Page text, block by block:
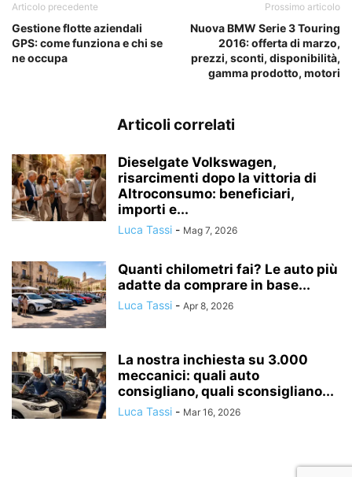
Articolo precedente
Gestione flotte aziendali
GPS: come funziona e chi se
ne occupa
Prossimo articolo
Nuova BMW Serie 3 Touring
2016: offerta di marzo,
prezzi, sconti, disponibilità,
gamma prodotto, motori
Articoli correlati
Dieselgate Volkswagen,
risarcimenti dopo la vittoria di
Altroconsumo: beneficiari,
importi e...
Luca Tassi - Mag 7, 2026
Quanti chilometri fai? Le auto più
adatte da comprare in base...
Luca Tassi - Apr 8, 2026
La nostra inchiesta su 3.000
meccanici: quali auto
consigliano, quali sconsigliano...
Luca Tassi - Mar 16, 2026